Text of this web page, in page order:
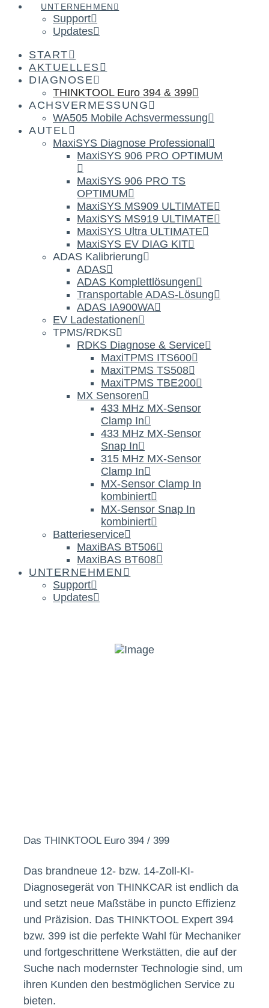
UNTERNEHMEN
Support
Updates
START
AKTUELLES
DIAGNOSE
THINKTOOL Euro 394 & 399
ACHSVERMESSUNG
WA505 Mobile Achsvermessung
AUTEL
MaxiSYS Diagnose Professional
MaxiSYS 906 PRO OPTIMUM
MaxiSYS 906 PRO TS
OPTIMUM
MaxiSYS MS909 ULTIMATE
MaxiSYS MS919 ULTIMATE
MaxiSYS Ultra ULTIMATE
MaxiSYS EV DIAG KIT
ADAS Kalibrierung
ADAS
ADAS Komplettlösungen
Transportable ADAS-Lösung
ADAS IA900WA
EV Ladestationen
TPMS/RDKS
RDKS Diagnose & Service
MaxiTPMS ITS600
MaxiTPMS TS508
MaxiTPMS TBE200
MX Sensoren
433 MHz MX-Sensor
Clamp In
433 MHz MX-Sensor
Snap In
315 MHz MX-Sensor
Clamp In
MX-Sensor Clamp In
kombiniert
MX-Sensor Snap In
kombiniert
Batterieservice
MaxiBAS BT506
MaxiBAS BT608
UNTERNEHMEN
Support
Updates
Das THINKTOOL Euro 394 / 399
Das brandneue 12- bzw. 14-Zoll-KI-
Diagnosegerät von THINKCAR ist endlich da
und setzt neue Maßstäbe in puncto Effizienz
und Präzision. Das THINKTOOL Expert 394
bzw. 399 ist die perfekte Wahl für Mechaniker
und fortgeschrittene Werkstätten, die auf der
Suche nach modernster Technologie sind, um
ihren Kunden den bestmöglichen Service zu
bieten.